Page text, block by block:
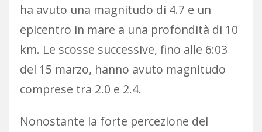
ha avuto una magnitudo di 4.7 e un
epicentro in mare a una profondità di 10
km. Le scosse successive, fino alle 6:03
del 15 marzo, hanno avuto magnitudo
comprese tra 2.0 e 2.4.
Nonostante la forte percezione del